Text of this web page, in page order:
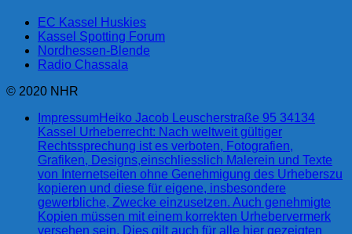
EC Kassel Huskies
Kassel Spotting Forum
Nordhessen-Blende
Radio Chassala
© 2020 NHR
ImpressumHeiko Jacob Leuscherstraße 95 34134
Kassel Urheberrecht: Nach weltweit gültiger
Rechtssprechung ist es verboten, Fotografien,
Grafiken, Designs,einschliesslich Malerein und Texte
von Internetseiten ohne Genehmigung des Urheberszu
kopieren und diese für eigene, insbesondere
gewerbliche, Zwecke einzusetzen. Auch genehmigte
Kopien müssen mit einem korrekten Urhebervermerk
versehen sein. Dies gilt auch für alle hier gezeigten